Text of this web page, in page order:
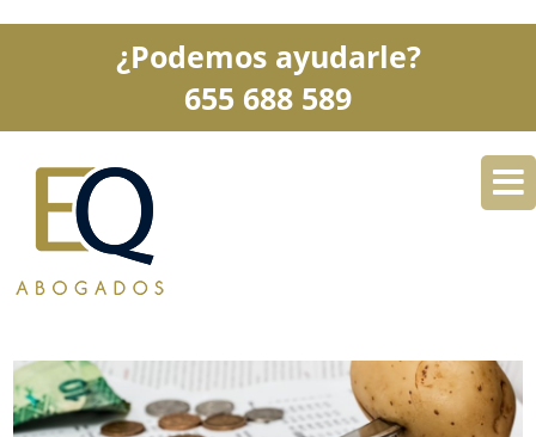
¿Podemos ayudarle?
655 688 589
SERVICIOS
BLOG CONTACTO